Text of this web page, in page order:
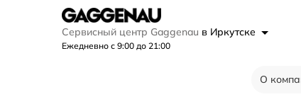
Сервисный центр Gaggenau в Иркутске
Ежедневно с 9:00 до 21:00
О